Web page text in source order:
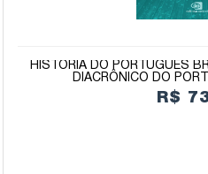
HISTÓRIA DO PORTUGUÊS
DIACRÔNICO DO
R$